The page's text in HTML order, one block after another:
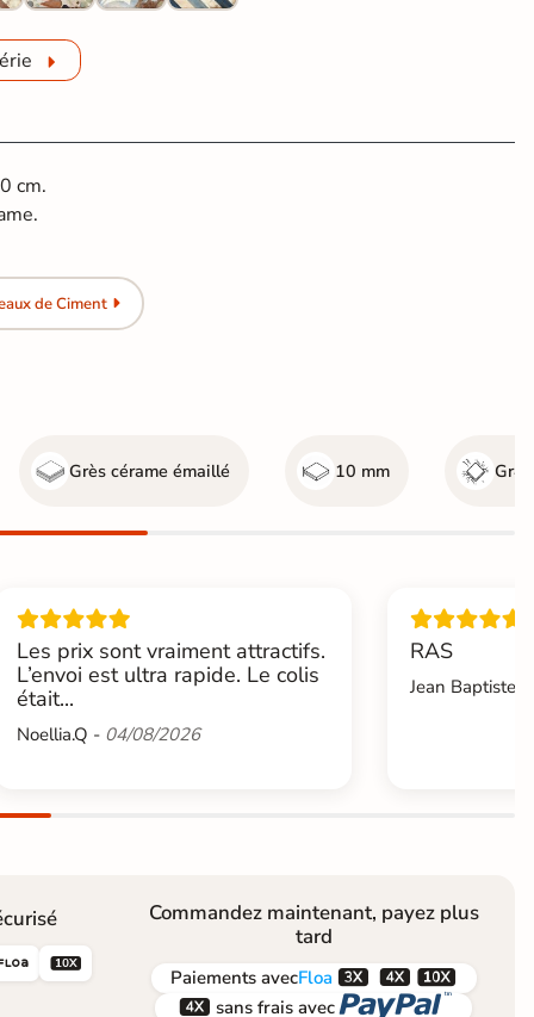
cm.
de Ciment
Grès cérame émaillé 10 mm Gr4
Les prix sont vraiment attractifs.
L’envoi est ultra rapide. Le colis
était...
Noellia.Q - 04/08/2026
RAS
Jean

Commandez maintenant, payez plus
tard
PaiementsavecFloa  
 sans frais avec 